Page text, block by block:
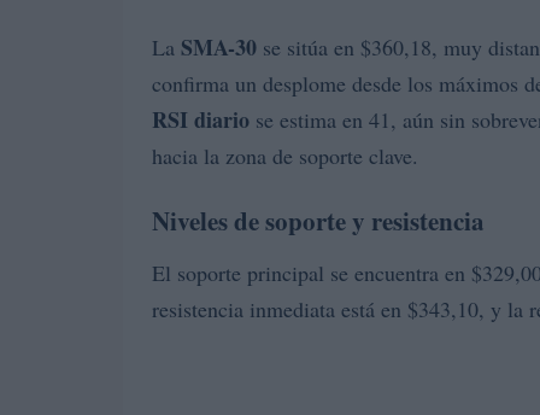
La SMA-30 se sitúa en $360,18, muy
confirma un desplome desde los máximos
RSI diario se estima en 41, aún sin
hacia la zona de soporte clave.
Niveles de soporte y resistencia
El soporte principal se encuentra en
resistencia inmediata está en $343,10, y la